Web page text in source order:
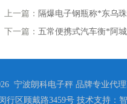
上一篇： 隔爆电子钢瓶称*东乌
下一篇： 五常便携式汽车衡*阿
宁波朗科电子秤 品牌专业代理
行区顾戴路3459号 技术支持：